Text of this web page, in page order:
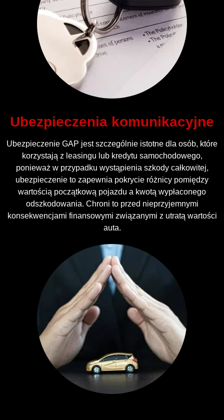
Ubezpieczenia komunikacyjne
Ubezpieczenie GAP jest szczególnie istotne dla osób, które
korzystają z leasingu lub kredytu samochodowego,
ponieważ w przypadku wystąpienia szkody całkowitej,
ubezpieczenie to zapewnia pokrycie różnicy pomiędzy
wartością początkową pojazdu a kwotą wypłaconego
odszkodowania. Chroni to przed nieprzyjemnymi
konsekwencjami finansowymi związanymi z utratą wartości
auta.